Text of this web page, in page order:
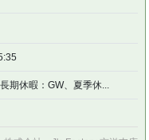
期休暇：GW、夏季休...